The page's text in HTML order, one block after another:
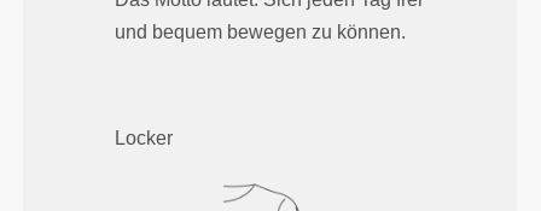
und bequem bewegen zu können.
Locker